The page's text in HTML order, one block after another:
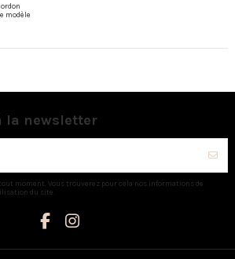
modèle
la newsletter
moment. Vous trouverez pour cela nos informations de
du site.